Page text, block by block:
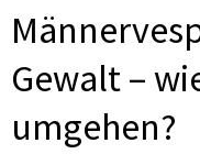
Gewalt –
umgehen?